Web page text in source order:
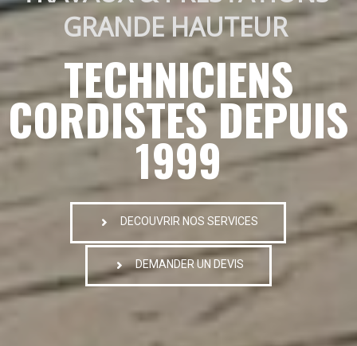
GRANDE HAUTEUR
TECHNICIENS
CORDISTES DEPUIS
1999
DECOUVRIR NOS SERVICES
DEMANDER UN DEVIS